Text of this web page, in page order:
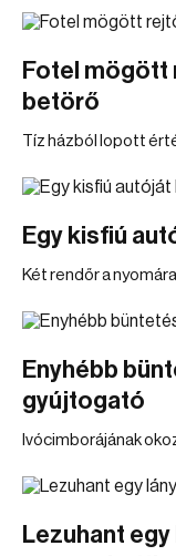
Fotel
betörő
Tíz házból lopott
Egy kisfiú
Két rendőr a
Enyhébb
gyújtogató
Ivócimborájának
Lezuhant